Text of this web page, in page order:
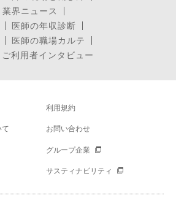
業界ニュース
医師の年収診断
医師の職場カルテ
利用者インタビュー
利用規約
お問い合わせ
グループ企業
サスティナビリティ